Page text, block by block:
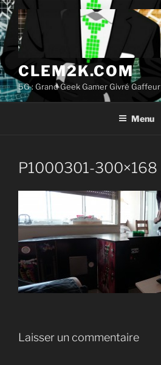
Aller
au
contenu
principal
CLEM2K.COM
5G : Grand Geek Gamer Givré Gaffeur
Menu
P1000301-300×168
Laisser un commentaire